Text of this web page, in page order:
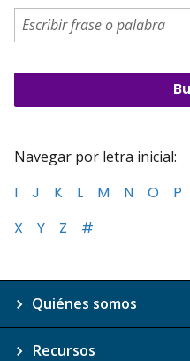
Navegar por letra inicial:
I
J K L M N O P
X
Y Z #
Quiénes somos
Recursos